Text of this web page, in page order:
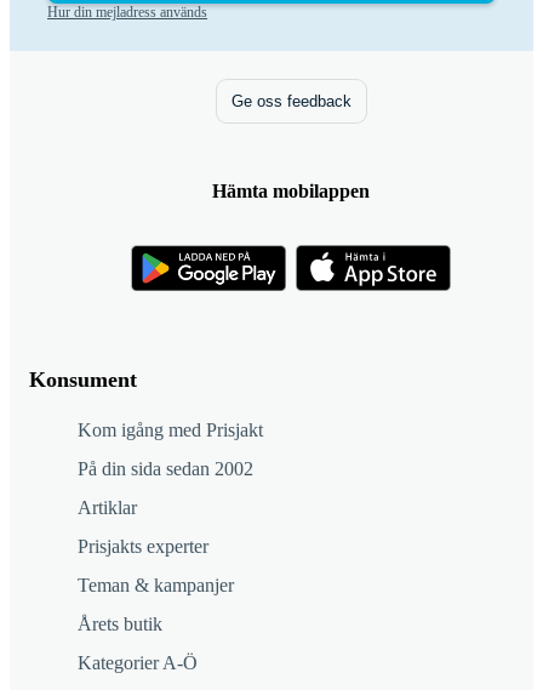
Hur din mejladress används
Konsument
Kom igång med Prisjakt
På din sida sedan 2002
Artiklar
Prisjakts experter
Teman & kampanjer
Årets butik
Kategorier A-Ö
Ge oss feedback
Hämta mobilappen